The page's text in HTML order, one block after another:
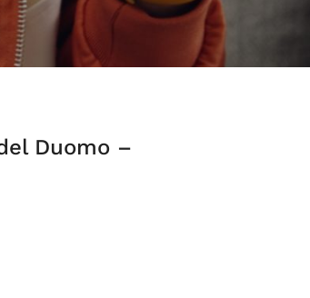
Duomo –